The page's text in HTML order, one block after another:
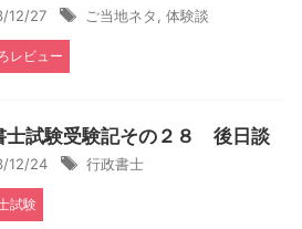
12/27 ご当地ネタ 体験談
レビュー
士試験受験記その２８ 後日談
12/24 行政書士
試験